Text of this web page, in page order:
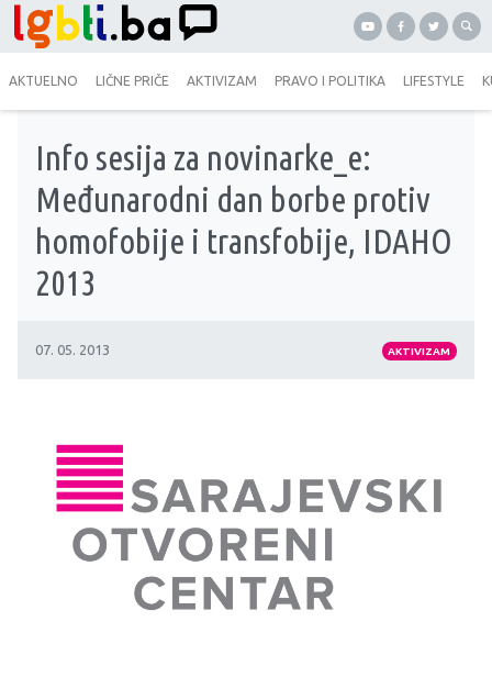
AKTUELNO LIČNE PRIČE AKTIVIZAM PRAVO I POLITIKA LIFESTYLE
Info sesija za novinarke_e:
Međunarodni dan borbe protiv
homofobije i transfobije, IDAHO
2013
07. 05. 2013 AKTIVIZAM